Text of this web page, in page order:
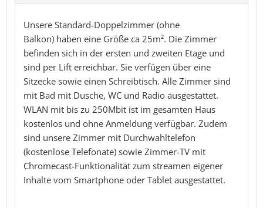
Unsere Standard-Doppelzimmer (ohne
Balkon) haben eine Größe ca 25m². Die Zimmer
befinden sich in der ersten und zweiten Etage und
sind per Lift erreichbar. Sie verfügen über eine
Sitzecke sowie einen Schreibtisch. Alle Zimmer sind
mit Bad mit Dusche, WC und Radio ausgestattet.
WLAN mit bis zu 250Mbit ist im gesamten Haus
kostenlos und ohne Anmeldung verfügbar. Zudem
sind unsere Zimmer mit Durchwahltelefon
(kostenlose Telefonate) sowie Zimmer-TV mit
Chromecast-Funktionalität zum streamen eigener
Inhalte vom Smartphone oder Tablet ausgestattet.